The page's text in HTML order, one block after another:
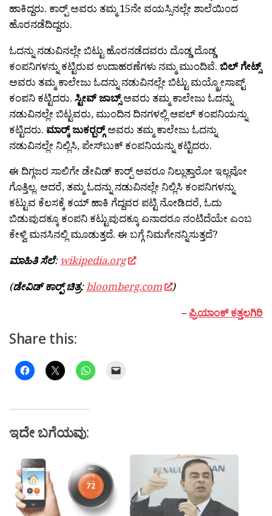
ಹಾಕಿದ್ದರು. ಕಾರ‍್ಪ್ ಅವರು ತಮ್ಮ 15ನೇ ವಯಸ್ಸಿನಲ್ಲೇ ಶಾಲೆಯಿಂದ
ಹೊರನಡೆದಿದ್ದರು.
ಓದನ್ನು ನಡುವಿನಲ್ಲೇ ಬಿಟ್ಟು ಹೊರನಡೆದವರು ದೊಡ್ಡ ದೊಡ್ಡ
ಕಂಪನಿಗಳನ್ನು ಕಟ್ಟಿರುವ ಉದಾಹರಣೆಗಳು ನಮ್ಮ ಮುಂದಿವೆ. ಬಿಲ್ ಗೇಟ್ಸ್
ಅವರು ತಮ್ಮ ಕಾಲೇಜು ಓದನ್ನು ನಡುವಿನಲ್ಲೇ ಬಿಟ್ಟು ಮಯ್ಕ್ರೋಸಾಪ್ಟ್
ಕಂಪನಿ ಕಟ್ಟಿದರು. ಸ್ಟೀವ್ ಜಾಬ್ಸ್ಅವರು ತಮ್ಮ ಕಾಲೇಜು ಓದನ್ನು
ನಡುವಿನಲ್ಲೇ ಬಿಟ್ಟವರು, ಮುಂದಿನ ದಿನಗಳಲ್ಲಿ ಆಪಲ್ ಕಂಪನಿಯನ್ನು
ಕಟ್ಟಿದರು. ಮಾರ‍್ಕ್ ಜುಕರ‍್ಬರ‍್ಗ್ಅವರು ತಮ್ಮ ಕಾಲೇಜು ಓದನ್ನು
ನಡುವಿನಲ್ಲೇ ನಿಲ್ಲಿಸಿ, ಪೇಸ್‍ಬುಕ್ ಕಂಪನಿಯನ್ನು ಕಟ್ಟಿದರು.
ಈ ದಿಗ್ಗಜರ ಸಾಲಿಗೇ ಡೇವಿಡ್ ಕಾರ‍್ಪ್ ಅವರೂ ನಿಲ್ಲುತ್ತಾರೋ ಇಲ್ಲವೋ
ಗೊತ್ತಿಲ್ಲ. ಆದರೆ, ತಮ್ಮ ಓದನ್ನು ನಡುವಿನಲ್ಲೇ ನಿಲ್ಲಿಸಿ ಕಂಪನಿಗಳನ್ನು
ಕಟ್ಟುವ ಕೆಲಸಕ್ಕೆ ಕಯ್ ಹಾಕಿ ಗೆದ್ದವರ ಪಟ್ಟಿ ನೋಡಿದರೆ, ಓದು
ಬಿಡುವುದಕ್ಕೂ ಕಂಪನಿ ಕಟ್ಟುವುದಕ್ಕೂ ಏನಾದರೂ ನಂಟಿದೆಯೇ ಎಂಬ
ಕೇಳ್ವಿ ಮನಸಿನಲ್ಲಿ ಮೂಡುತ್ತದೆ. ಈ ಬಗ್ಗೆ ನಿಮಗೇನನ್ನಿಸುತ್ತದೆ?
ಮಾಹಿತಿ ಸೆಲೆ: wikipedia.org
(ಡೇವಿಡ್ ಕಾರ‍್ಪ್ಚಿತ್ರ:bloomberg.com
)
–ಪ್ರಿಯಾಂಕ್ ಕತ್ತಲಗಿರಿ
Share this:
ಇದೇ ಬಗೆಯವು: